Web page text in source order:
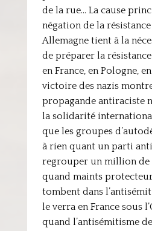
de la rue… La cause
négation de la
Allemagne tient à la
de préparer la
en France, en Pologne,
victoire des nazis
propagande antiraciste
la solidarité
que les groupes
à rien quant un parti
regrouper un million de
quand maints
tombent dans
le verra en France sous
quand l’antisémitisme